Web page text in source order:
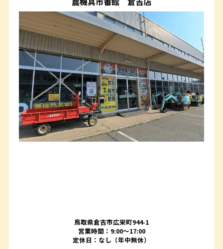
鳥取県倉吉市広栄町944-1
営業時間：9:00～17:00
定休日：なし（年中無休）